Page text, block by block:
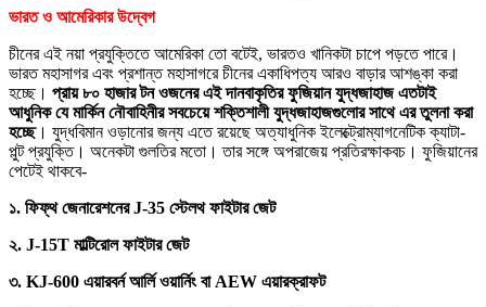
ভারত ও আমেরিকার উদ্বেগ
চীনের এই নয়া প্রযুক্তিতে আমেরিকা তো বটেই, ভারতও খানিকটা চাপে পড়তে পারে।
ভারত মহাসাগর এবং প্রশান্ত মহাসাগরে চীনের একাধিপত্য আরও বাড়ার আশঙ্কা করা
হচ্ছে। প্রায় ৮০ হাজার টন ওজনের এই দানবাকৃতির ফুজিয়ান যুদ্ধজাহাজ এতটাই
আধুনিক যে মার্কিন নৌবাহিনীর সবচেয়ে শক্তিশালী যুদ্ধজাহাজগুলোর সাথে এর তুলনা করা
হচ্ছে। যুদ্ধবিমান ওড়ানোর জন্য এতে রয়েছে অত্যাধুনিক ইলেক্ট্রোম্যাগনেটিক ক্যাটা-
পুল্ট প্রযুক্তি। অনেকটা গুলতির মতো। তার সঙ্গে অপরাজেয় প্রতিরক্ষাকবচ। ফুজিয়ানের
পেটেই থাকবে-
১. ফিফ্থ জেনারেশনের J-35 স্টেলথ ফাইটার জেট
২. J-15T মাল্টিরোল ফাইটার জেট
৩. KJ-600 এয়ারবর্ন আর্লি ওয়ার্নিং বা AEW এয়ারক্রাফট